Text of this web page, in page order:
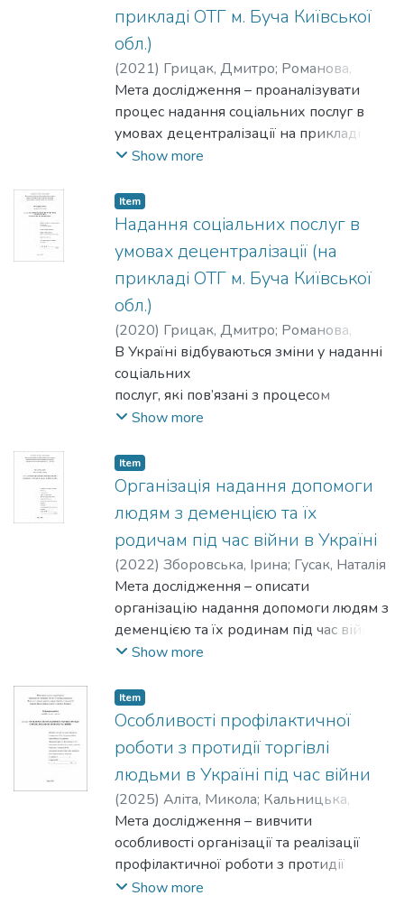
прикладі ОТГ м. Буча Київської
обл.)
(2021) Грицак, Дмитро; Романова,
Наталія
Мета дослідження – проаналізувати
процес надання соціальних послуг в
умовах децентралізації на прикладі ОТГ
м. Буча Київської обл.
Show more
Item
Надання соціальних послуг в
умовах децентралізації (на
прикладі ОТГ м. Буча Київської
обл.)
(2020) Грицак, Дмитро; Романова,
Наталія
В Україні відбуваються зміни у наданні
соціальних
послуг, які пов’язані з процесом
децентралізації. А саме: відбувається
значної частини повноважень,
фінансових ресурсів та відповідальності
центральних органів виконавчої влади
до об'єднаних територіальних громад.
У
процесі формування повноважень з
надання соціальних послуг в ОТГ
можуть
виникати труднощі, виявлення і аналіз
вдосконалити процес надання
соціальних послуг.
Мета дослідження- проаналізувати
процес надання соціальних послуг в
умовах децентралізації на прикладі ОТГ
м. Буча Київської обл.
Завдання дослідження: проаналізувати
теоретичні засади соціальної
роботи та системи надання соціальних
послуг; визначити моделі практики
Show more
Item
Організація надання допомоги
людям з деменцією та їх
родичам під час війни в Україні
(2022) Зборовська, Ірина; Гусак, Наталія
Мета дослідження – описати
організацію надання допомоги людям з
деменцією та їх родинам під час війни
в Україні.
Show more
Item
Особливості профілактичної
роботи з протидії торгівлі
людьми в Україні під час війни
(2025) Аліта, Микола; Кальницька,
Катерина
Мета дослідження – вивчити
особливості організації та реалізації
профілактичної роботи з протидії
торгівлі людьми в Україні під час війни
Show more